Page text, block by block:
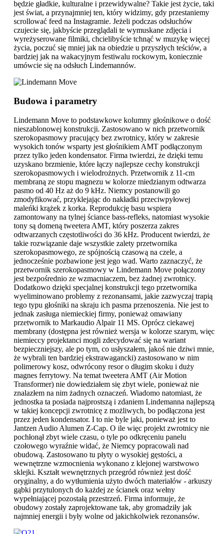
będzie gładkie, kulturalne i przewidywalne? Takie jest życie, taki
jest świat, a przynajmniej ten, który widzimy, gdy przestaniemy
scrollować feed na Instagramie. Jeżeli podczas odsłuchów
czujecie się, jakbyście przeglądali te wymuskane zdjęcia i
wyreżyserowane filmiki, chcielibyście tchnąć w muzykę więcej
życia, poczuć się mniej jak na obiedzie u przyszłych teściów, a
bardziej jak na wakacyjnym festiwalu rockowym, koniecznie
umówcie się na odsłuch Lindemannów.
Budowa i parametry
Lindemann Move to podstawkowe kolumny głośnikowe o dość
nieszablonowej konstrukcji. Zastosowano w nich przetwornik
szerokopasmowy pracujący bez zwrotnicy, który w zakresie
wysokich tonów wsparty jest głośnikiem AMT podłączonym
przez tylko jeden kondensator. Firma twierdzi, że dzięki temu
uzyskano brzmienie, które łączy najlepsze cechy konstrukcji
szerokopasmowych i wielodrożnych. Przetwornik z 11-cm
membraną ze stopu magnezu w kolorze miedzianym odtwarza
pasmo od 40 Hz aż do 9 kHz. Niemcy postanowili go
zmodyfikować, przyklejając do nakładki przeciwpyłowej
maleńki krążek z korka. Reprodukcję basu wspiera
zamontowany na tylnej ściance bass-refleks, natomiast wysokie
tony są domeną tweetera AMT, który poszerza zakres
odtwarzanych częstotliwości do 36 kHz. Producent twierdzi, że
takie rozwiązanie daje wszystkie zalety przetwornika
szerokopasmowego, ze spójnością czasową na czele, a
jednocześnie pozbawione jest jego wad. Warto zaznaczyć, że
przetwornik szerokopasmowy w Lindemann Move połączony
jest bezpośrednio ze wzmacniaczem, bez żadnej zwrotnicy.
Dodatkowo dzięki specjalnej konstrukcji tego przetwornika
wyeliminowano problemy z rezonansami, jakie zazwyczaj trapią
tego typu głośniki na skraju ich pasma przenoszenia. Nie jest to
jednak zasługa niemieckiej firmy, ponieważ omawiany
przetwornik to Markaudio Alpair 11 MS. Oprócz ciekawej
membrany (dostępna jest również wersja w kolorze szarym, więc
niemieccy projektanci mogli zdecydować się na wariant
bezpieczniejszy, ale po tym, co usłyszałem, jakoś nie dziwi mnie,
że wybrali ten bardziej ekstrawagancki) zastosowano w nim
polimerowy kosz, odwrócony resor o długim skoku i duży
magnes ferrytowy. Na temat tweetera AMT (Air Motion
Transformer) nie dowiedziałem się zbyt wiele, ponieważ nie
znalazłem na nim żadnych oznaczeń. Wiadomo natomiast, że
jednostka ta posiada najprostszą i zdaniem Lindemanna najlepszą
w takiej koncepcji zwrotnicę z możliwych, bo podłączona jest
przez jeden kondensator. I to nie byle jaki, ponieważ jest to
Jantzen Audio Alumen Z-Cap. O ile więc projekt zwrotnicy nie
pochłonął zbyt wiele czasu, o tyle po odkręceniu panelu
czołowego wyraźnie widać, że Niemcy popracowali nad
obudową. Zastosowano tu płyty o wysokiej gęstości, a
wewnętrzne wzmocnienia wykonano z klejonej warstwowo
sklejki. Kształt wewnętrznych przegród również jest dość
oryginalny, a do wytłumienia użyto dwóch materiałów - arkuszy
gąbki przytulonych do każdej ze ścianek oraz wełny
wypełniającej pozostałą przestrzeń. Firma informuje, że
obudowy zostały zaprojektowane tak, aby gromadziły jak
najmniej energii i były wolne od jakichkolwiek rezonansów.